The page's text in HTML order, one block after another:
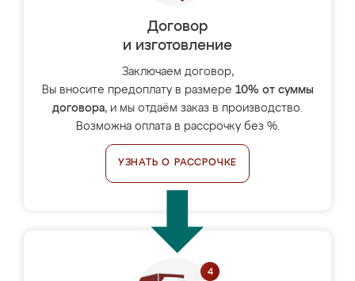
Договор
и изготовление
Заключаем договор,
Вы вносите предоплату в размере 10% от суммы
договора, и мы отдаём заказ в производство.
Возможна оплата в рассрочку без %.
УЗНАТЬ О РАССРОЧКЕ